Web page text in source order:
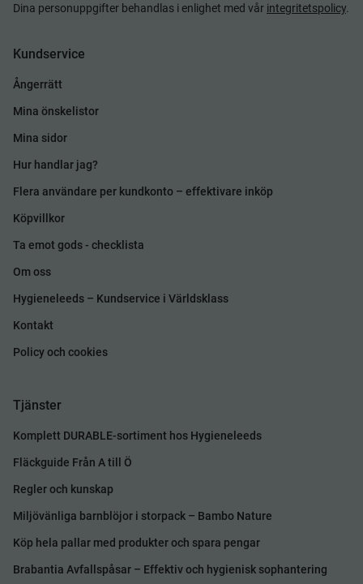
Dina personuppgifter behandlas i enlighet med vår integritetspolicy.
Kundservice
Ångerrätt
Mina önskelistor
Mina sidor
Hur handlar jag?
Flera användare per kundkonto – effektivare inköp
Köpvillkor
Ta emot gods - checklista
Om oss
Hygieneleeds – Kundservice i Världsklass
Kontakt
Policy och cookies
Tjänster
Komplett DURABLE-sortiment hos Hygieneleeds
Fläckguide Från A till Ö
Regler och kunskap
Miljövänliga barnblöjor i storpack – Bambo Nature
Köp hela pallar med produkter och spara pengar
Brabantia Avfallspåsar – Effektiv och hygienisk sophantering